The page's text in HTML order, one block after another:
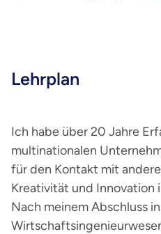
Lehrplan
Ich habe über 20 Jahre
multinationalen
für den Kontakt mit
Kreativität und Innovation
Nach meinem Abschluss in